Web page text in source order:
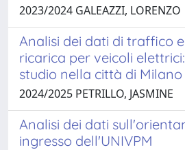
2023/2024 GALEAZZI, LORENZO
Analisi dei dati di traffico
ricarica per veicoli
studio nella città di Milano
2024/2025 PETRILLO, JASMINE
Analisi dei dati
ingresso dell'UNIVPM